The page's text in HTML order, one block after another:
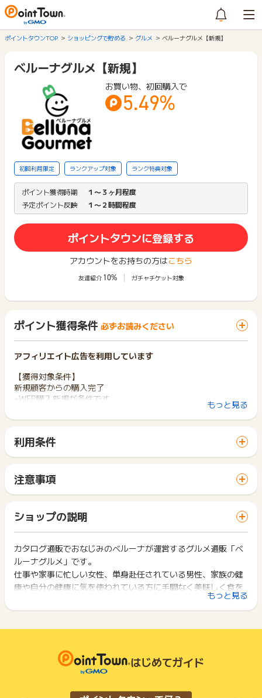
ポイントタウンTOP ショッピングで貯める グルメ ベルーナグルメ【新規】
ベルーナグルメ【新規】
お買い物、初回購入で
5.49%
初回利用限定 ランクアップ対象 ランク特典対象
ポイント獲得時期
１〜３ヶ月程度
予定ポイント反映
１〜２時間程度
ポイントタウンに登録する
アカウントをお持ちの方はこちら
友達紹介 10% ガチャチケット対象
ポイント獲得条件 必ずお読みください
アフィリエイト広告を利用しています
【獲得対象条件】
新規顧客からの購入完了
※WEB購入新規が条件です
【獲得対象外条件】
入力内容不備、返品、キャンセル、未入金、不正、受取拒否、
ご注文完了メールの未着、悪戯、ベルーナグルメ公式サイト以
他サイトとの重複申込で当サイトが最終クリックからの購入で
ない場合
ポイントタウンのサポート
までお問い合わせください。ポイントについて、広告主に直接
お問い合わせをした場合、ポイント獲得対象外となる場合がご
もっと見る
利用条件
サイトに移動してからお申し込みやお買い物が完了するまでの
間に、同じブラウザ（※）で他のサイトに移動した場合はポイン
ト獲得ができません。
「 ショッピングでポイントGET 」ボタンを押した時とサービ
ス・お買い物利用時で、デバイス・ブラウザが異なる場合はポ
イント獲得ができません。
2回以上同じお買い物・サービスをご利用される場合は、毎回
ポイントタウンに戻り、「 ショッピングでポイントGET 」ボ
タンを押してからご利用ください。
下記の事項に該当する場合、広告主側で対象外とみなし、「獲
い物を複数回ご利用された場合
て一度でも同サービス・お買い物を利用されたことがある場合
ご利用前には、Cookieの削除をおこなっていただくことを推奨
サービス・お買い物利用時にお電話など2つ以上の申し込み方
注意事項
一部のサービスにつきましては、1商品につき10円単位の金額
は切り捨てとなります。
ポイント獲得が1ポイント未満のものは切り捨てとなり、ポイ
ント履歴には記載されません。
原則として広告主側のポイント等を利用して支払われた金額分
につきましては、ポイントタウンのポイント獲得の対象には含
まれません。
広告主が運営しているサービスの都合もしくは会員様の都合で
商品の交換や一部でもキャンセルされた場合、ポイントが無効
になる可能性もございます。
条件を達成しているかどうかは各広告主ではなく、代理店が行
っているため、広告主はポイントに関する詳細を把握しており
そのため、ポイントタウンのポイントに関するお問い合わせを
ショップの説明
カタログ通販でおなじみのベルーナが運営するグルメ通販「ベ
ルーナグルメ」です。
仕事や家事に忙しい女性、単身赴任されている男性、家族の健
康や自分の健康に気を使われている方に手間なく美味しく食を
楽しんでいただける様、全国選りすぐりのグルメを豊富に取り
揃えております。
#ベルーナグルメ #ベルーナ #冷凍食品
もっと見る
はじめてガイド